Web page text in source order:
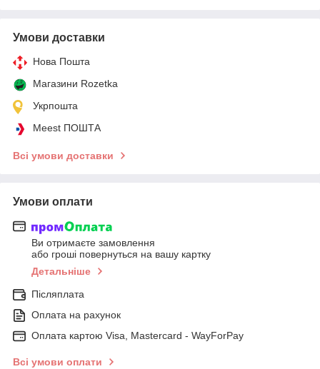
Умови доставки
Нова Пошта
Магазини Rozetka
Укрпошта
Meest ПОШТА
Всі умови доставки
Умови оплати
Ви отримаєте замовлення
або гроші повернуться на вашу картку
Детальніше
Післяплата
Оплата на рахунок
Оплата картою Visa, Mastercard - WayForPay
Всі умови оплати